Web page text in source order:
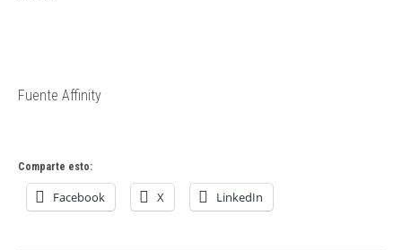
Fuente Affinity
Comparte esto:
Facebook X LinkedIn